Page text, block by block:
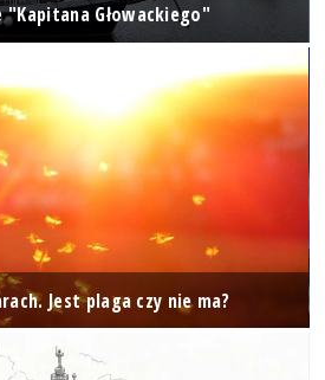
"Kapitana Głowackiego"
Jest plaga czy nie ma?